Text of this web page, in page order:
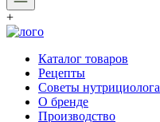
+
Каталог товаров
Рецепты
Советы нутрициолога
О бренде
Производство